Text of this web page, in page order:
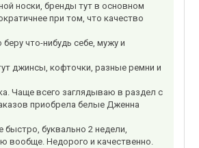
носки, бренды тут в основном
при том, что качество
что-нибудь себе, мужу и
джинсы, кофточки, разные ремни и
Чаще всего заглядываю в раздел с
приобрела белые Дженна
буквально 2 недели,
вообще. Недорого и качественно.